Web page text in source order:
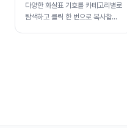
다양한 화살표 기호를 카테고리별로
탐색하고 클릭 한 번으로 복사합니